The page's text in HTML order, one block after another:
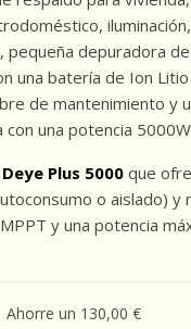
pequeña depuradora
una batería de Ion Litio
de mantenimiento y
con una potencia
Plus 5000que
o aislado) y
y una potencia
Ahorre un 130,00 €